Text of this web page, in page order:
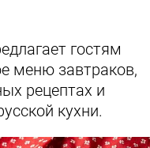
гостям
меню завтраков,
рецептах и
кухни.